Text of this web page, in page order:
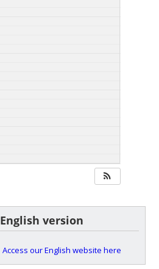
English version
Access our English website here